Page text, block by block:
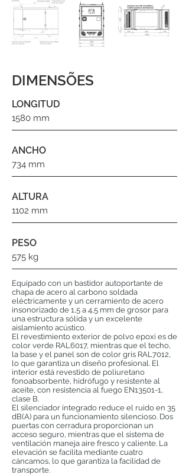
DIMENSÕES
LONGITUD
1580 mm
ANCHO
734 mm
ALTURA
1102 mm
PESO
575 kg
Equipado con un bastidor autoportante de
chapa de acero al carbono soldada
eléctricamente y un cerramiento de acero
insonorizado de 1,5 a 4,5 mm de grosor para
una estructura sólida y un excelente
aislamiento acústico.
El revestimiento exterior de polvo epoxi es de
color verde RAL6017, mientras que el techo,
la base y el panel son de color gris RAL7012,
lo que garantiza un diseño profesional. El
interior está revestido de poliuretano
fonoabsorbente, hidrófugo y resistente al
aceite, con resistencia al fuego EN13501-1,
clase B.
El silenciador integrado reduce el ruido en 35
dB(A) para un funcionamiento silencioso. Dos
puertas con cerradura proporcionan un
acceso seguro, mientras que el sistema de
ventilación maneja aire fresco y caliente. La
elevación se facilita mediante cuatro
cáncamos, lo que garantiza la facilidad de
transporte.